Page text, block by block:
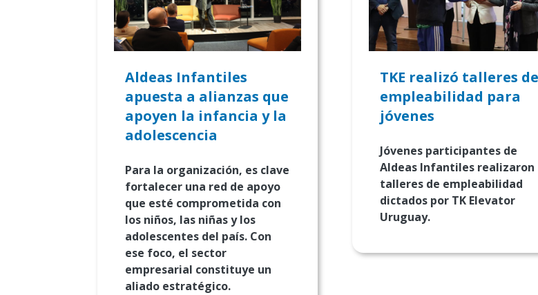
Aldeas Infantiles
apuesta a alianzas que
apoyen la infancia y la
adolescencia
Para la organización, es clave
fortalecer una red de apoyo
que esté comprometida con
los niños, las niñas y los
adolescentes del país. Con
ese foco, el sector
empresarial constituye un
aliado estratégico.
TKE realizó talleres de
empleabilidad para
jóvenes
Jóvenes participantes de
Aldeas Infantiles realizaron
talleres de empleabilidad
dictados por TK Elevator
Uruguay.